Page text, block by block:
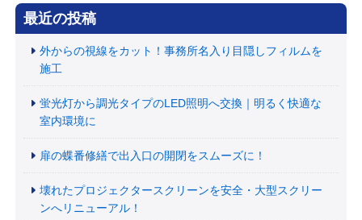
最近の投稿
外からの視線をカット！事務所名入り目隠しフィルムを
施工
蛍光灯から調光タイプのLED照明へ交換｜明るく快適な
室内環境に
扉の蝶番修繕で出入口の開閉をスムーズに！
壊れたプロジェクタースクリーンを安全・大型スクリー
ンへリニューアル！